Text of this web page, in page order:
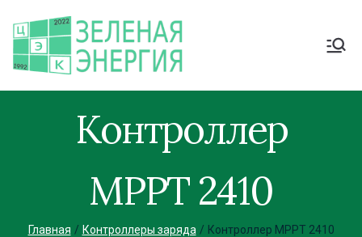
Контроллер
MPPT 2410
Главная Контроллеры заряда Контроллер MPPT 2410